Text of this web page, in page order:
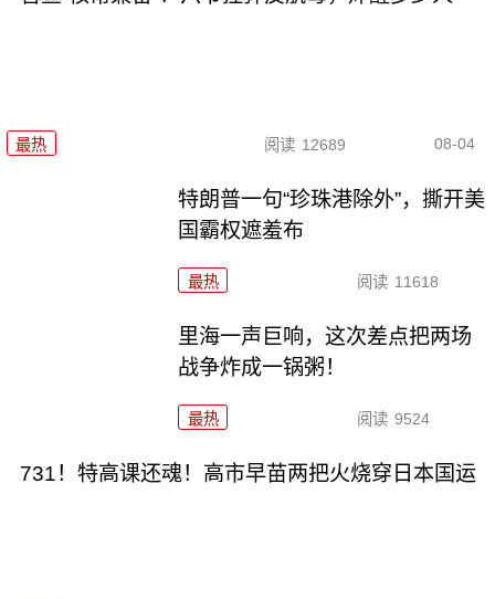
最热 阅读 12689 08-04
特朗普一句“珍珠港除外”，撕开美
国霸权遮羞布
最热 阅读 11618
里海一声巨响，这次差点把两场
战争炸成一锅粥！
最热 阅读 9524
731！特高课还魂！高市早苗两把火烧穿日本国运